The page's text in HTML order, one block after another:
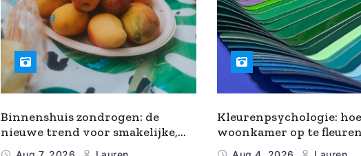
Binnenshuis zondrogen: de
nieuwe trend voor smakelijke,
zelfgemaakte snacks
Kleurenpsychologie:
woonkamer op te
zomerse tinten